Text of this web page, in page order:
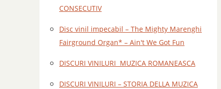
CONSECUTIV
Disc vinil impecabil – The Mighty Marenghi
Fairground Organ* – Ain't We Got Fun
DISCURI VINILURI MUZICA ROMANEASCA
DISCURI VINILURI – STORIA DELLA MUZICA